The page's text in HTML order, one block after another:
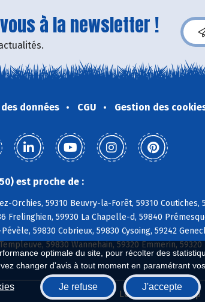
optimale du site, pour récolter des
changer d'avis à tout moment en paramétrant
Je refuse J'accepte
à la newsletter !
données CGU Gestion des
est proche de :
Orchies, 59310 Beuvry-la-Forêt, 59310 Coutiches,
Frelinghien, 59930 La Chapelle-d, 59840
59830 Cobrieux, 59830 Cysoing, 59242
59830 Wannehain, 59320 Emmerin,
Biocoop.fr Le réseau Biocoop